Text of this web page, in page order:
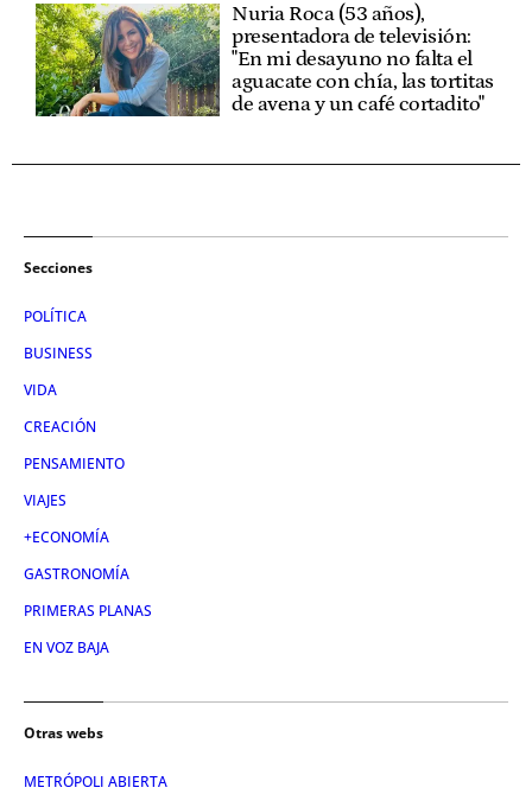
Nuria Roca (53 años),
presentadora de televisión:
"En mi desayuno no falta el
aguacate con chía, las tortitas
de avena y un café cortadito"
Secciones
POLÍTICA
BUSINESS
VIDA
CREACIÓN
PENSAMIENTO
VIAJES
+ECONOMÍA
GASTRONOMÍA
PRIMERAS PLANAS
EN VOZ BAJA
Otras webs
METRÓPOLI ABIERTA